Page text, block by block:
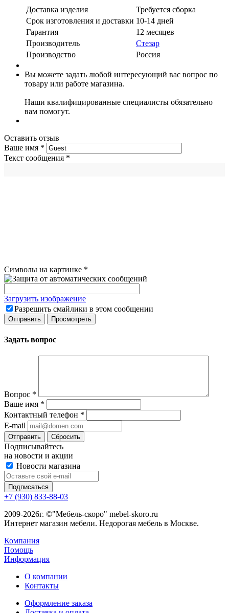
Доставка изделия
Требуется сборка
Срок изготовления и доставки 10-14 дней
Гарантия
12 месяцев
Производитель
Стезар
Производство
Россия
Вы можете задать любой интересующий вас вопрос по
товару или работе магазина.
Наши квалифицированные специалисты обязательно
вам помогут.
Оставить отзыв
Ваше имя *
Текст сообщения *
Символы на картинке *
Загрузить изображение
Разрешить смайлики в этом сообщении
Задать вопрос
Вопрос *
Ваше имя *
Контактный телефон *
E-mail
Сбросить
Подписывайтесь
на новости и акции
Новости магазина
+7 (930) 833-88-03
2009-2026г. ©"Мебель-скоро" mebel-skoro.ru
Интернет магазин мебели. Недорогая мебель в Москве.
Компания
Помощь
Информация
О компании
Контакты
Оформление заказа